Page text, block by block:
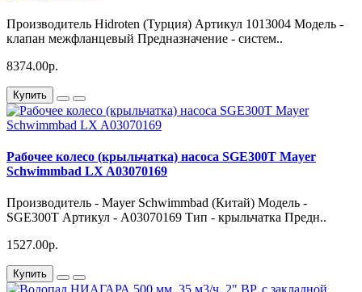
Производитель Hidroten (Турция) Артикул 1013004 Модель -
клапан межфланцевый Предназначение - систем..
8374.00р.
Купить
Рабочее колесо (крыльчатка) насоса SGE300T Mayer
Schwimmbad LX A03070169
Производитель - Mayer Schwimmbad (Китай) Модель -
SGE300T Артикул - A03070169 Тип - крыльчатка Предн..
1527.00р.
Купить